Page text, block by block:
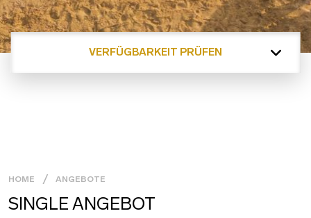
VERFÜGBARKEIT PRÜFEN
HOME ANGEBOTE
SINGLE ANGEBOT